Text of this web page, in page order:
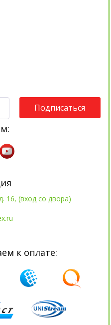
Подписаться
16, (вход со двора)
к оплате: